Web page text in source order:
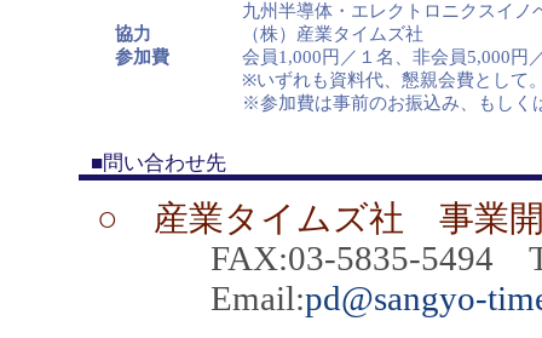
九州半導体・エレクトロニクスイノ
協力
（株）産業タイムズ社
参加費
会員1,000円／１名、非会員5,000円
※いずれも資料代、懇親会費として
※参加費は事前のお振込み、もしく
■問い合わせ先
○ 産業タイムズ社 事業
FAX:03-5835-5494
Email:pd@sangyo-